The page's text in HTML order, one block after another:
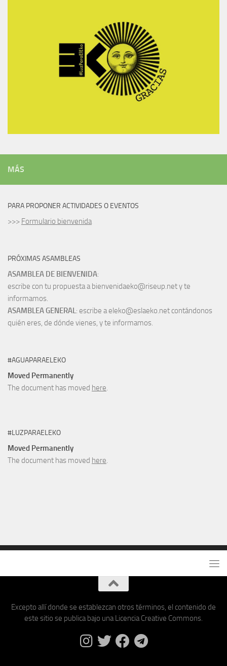
MÁS
PARA PROPONER ACTIVIDADES O EVENTOS
>>> Formulario bienvenida
PRÓXIMAS ASAMBLEAS
ASAMBLEA DE BIENVENIDA:
escribe con tu propuesta a bienvenidaeko@riseup.net y te
informamos.
ASAMBLEA GENERAL: escribe a eleko@eslaeko.net contándonos
quién eres, de dónde vienes, y te informamos.
#AGUAPARAELEKO
Moved Permanently
The document has moved here.
#LUZPARAELEKO
Moved Permanently
The document has moved here.
Excepto allí donde se establezcan otros términos, el contenido de
este sitio se publica bajo una Licencia Creative Commons.